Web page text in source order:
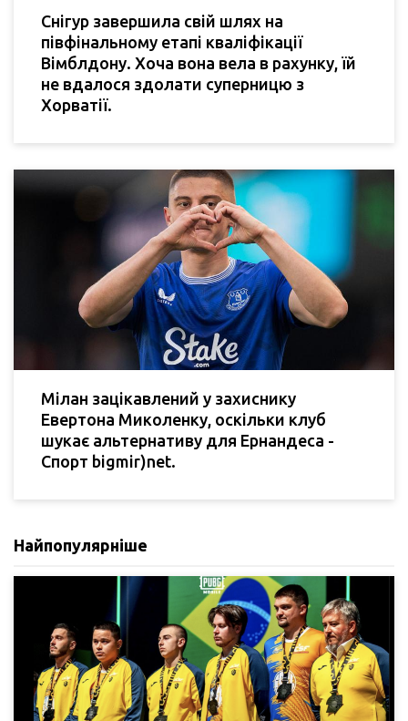
Снігур завершила свій шлях на
півфінальному етапі кваліфікації
Вімблдону. Хоча вона вела в рахунку, їй
не вдалося здолати суперницю з
Хорватії.
Мілан зацікавлений у захиснику
Евертона Миколенку, оскільки клуб
шукає альтернативу для Ернандеса -
Спорт bigmir)net.
Найпопулярніше